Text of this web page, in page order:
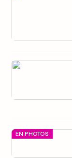
EN PHOTOS